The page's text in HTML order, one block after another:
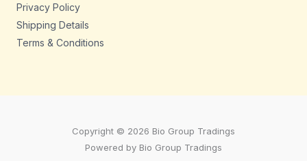
Privacy Policy
Shipping Details
Terms & Conditions
Copyright © 2026 Bio Group Tradings
Powered by Bio Group Tradings